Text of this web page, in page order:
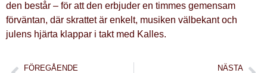
den består – för att den erbjuder en timmes gemensam
förväntan, där skrattet är enkelt, musiken välbekant och
julens hjärta klappar i takt med Kalles.
FÖREGÅENDE NÄSTA